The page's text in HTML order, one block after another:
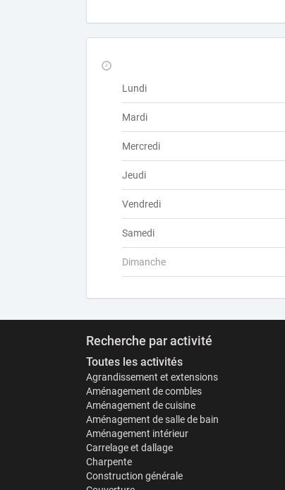
Lundi
Mardi
Mercredi
Jeudi
Vendredi
Samedi
Dimanche
Recherche par activité
Toutes les activités
Agrandissement et extensions
Aménagement de combles
Aménagement de cuisine
Aménagement de salle de bain
Aménagement intérieur
Carrelage et dallage
Charpente
Construction générale